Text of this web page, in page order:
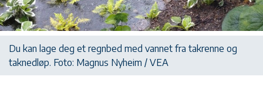
Du kan lage deg et regnbed med vannet fra takrenne og
taknedløp. Foto: Magnus Nyheim / VEA